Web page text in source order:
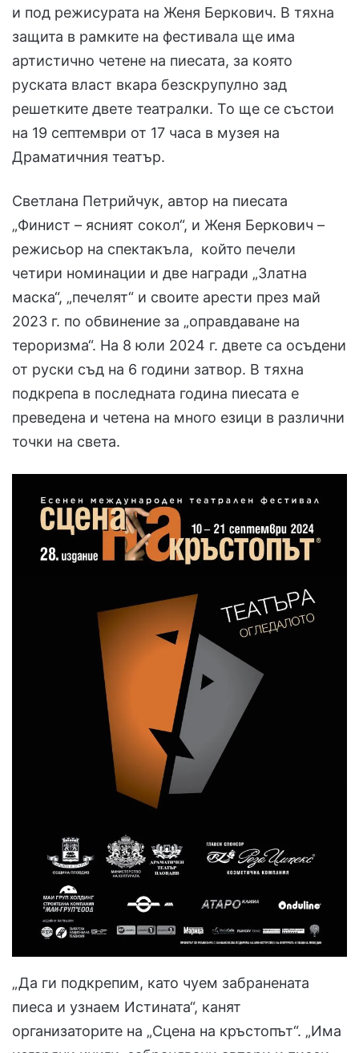
и под режисурата на Женя Беркович. В тяхна
защита в рамките на фестивала ще има
артистично четене на пиесата, за която
руската власт вкара безскрупулно зад
решетките двете театралки. То ще се състои
на 19 септември от 17 часа в музея на
Драматичния театър.
Светлана Петрийчук, автор на пиесата
„Финист – ясният сокол“, и Женя Беркович –
режисьор на спектакъла, който печели
четири номинации и две награди „Златна
маска“, „печелят“ и своите арести през май
2023 г. по обвинение за „оправдаване на
тероризма“. На 8 юли 2024 г. двете са осъдени
от руски съд на 6 години затвор. В тяхна
подкрепа в последната година пиесата е
преведена и четена на много езици в различни
точки на света.
„Да ги подкрепим, като чуем забранената
пиеса и узнаем Истината“, канят
организаторите на „Сцена на кръстопът“. „Има